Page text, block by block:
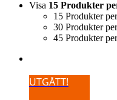
Visa 15 Produkter
15 Produkter
30 Produkter
45 Produkter
UTGÅTT!